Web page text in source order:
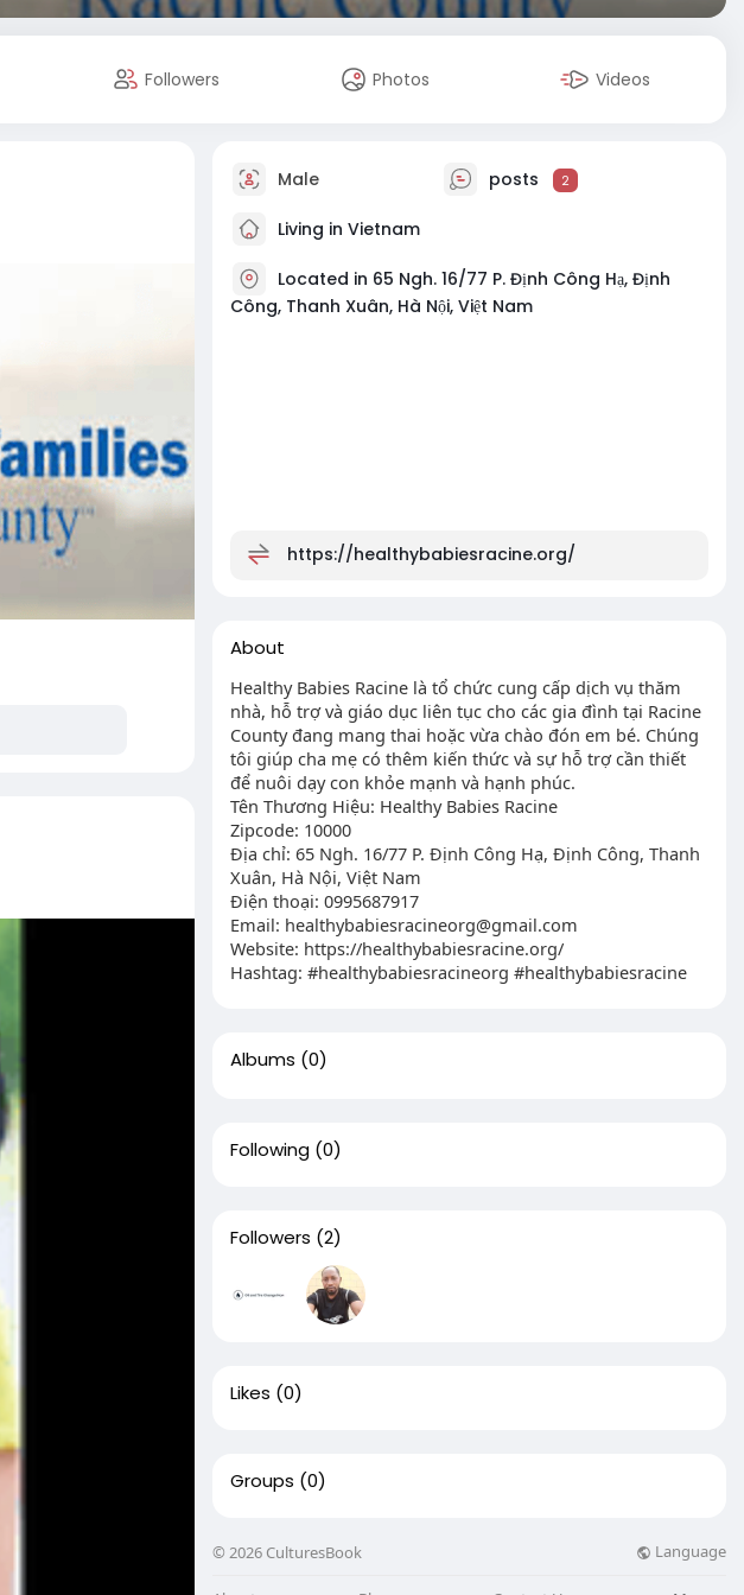
Followers Photos Videos
Male posts 2
Living in Vietnam
Located in 65 Ngh. 16/77 P. Định Công Hạ, Định
Công, Thanh Xuân, Hà Nội, Việt Nam
https://healthybabiesracine.org/
About
Healthy Babies Racine là tổ chức cung cấp dịch vụ thăm
nhà, hỗ trợ và giáo dục liên tục cho các gia đình tại Racine
County đang mang thai hoặc vừa chào đón em bé. Chúng
tôi giúp cha mẹ có thêm kiến thức và sự hỗ trợ cần thiết
để nuôi dạy con khỏe mạnh và hạnh phúc.
Tên Thương Hiệu: Healthy Babies Racine
Zipcode: 10000
Địa chỉ: 65 Ngh. 16/77 P. Định Công Hạ, Định Công, Thanh
Xuân, Hà Nội, Việt Nam
Điện thoại: 0995687917
Email: healthybabiesracineorg@gmail.com
Website: https://healthybabiesracine.org/
Hashtag: #healthybabiesracineorg #healthybabiesracine
Albums (0)
Following (0)
Followers (2)
Likes (0)
Groups (0)
© 2026 CulturesBook Language